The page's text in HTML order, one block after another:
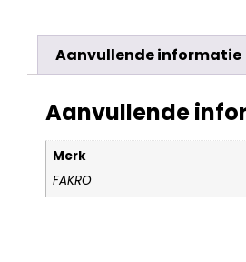
Aanvullende informatie
Aanvullende
Merk
FAKRO